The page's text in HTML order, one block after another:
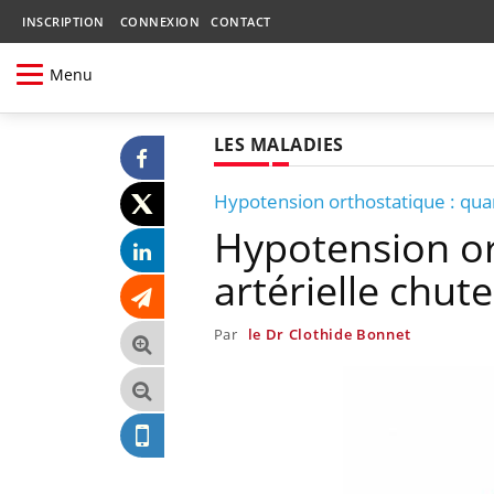
INSCRIPTION CONNEXION CONTACT
Menu
LES MALADIES
Hypotension orthostatique :
Hypotension
artérielle
Par le Dr Clothide Bonnet